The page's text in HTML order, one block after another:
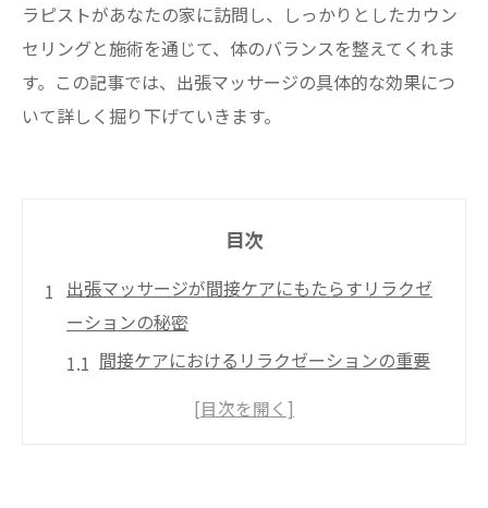
ラピストがあなたの家に訪問し、しっかりとしたカウン
セリングと施術を通じて、体のバランスを整えてくれま
す。この記事では、出張マッサージの具体的な効果につ
いて詳しく掘り下げていきます。
目次
出張マッサージが間接ケアにもたらすリラクゼ
ーションの秘密
間接ケアにおけるリラクゼーションの重要